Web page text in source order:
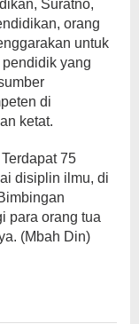
Suratno,
orang
untuk
yang
di
ketat.
75
disiplin ilmu, di
para orang tua
(Mbah Din)